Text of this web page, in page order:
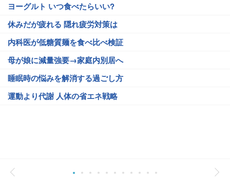
ヨーグルト いつ食べたらいい?
休みだが疲れる 隠れ疲労対策は
内科医が低糖質麺を食べ比べ検証
母が娘に減量強要→家庭内別居へ
睡眠時の悩みを解消する過ごし方
運動より代謝 人体の省エネ戦略